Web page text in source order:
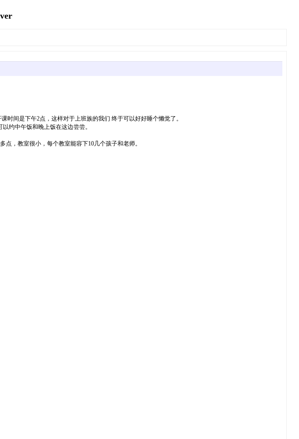
间是下午2点，这样对于上班族的我们 终于可以好好睡个懒觉了。
约中午饭和晚上饭在这边尝尝。
，教室很小，每个教室能容下10几个孩子和老师。